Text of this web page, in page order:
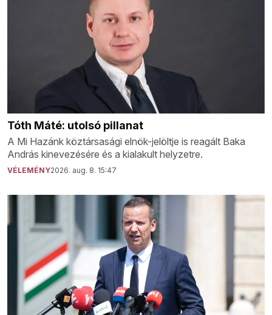
Tóth Máté: utolsó pillanat
A Mi Hazánk köztársasági elnök-jelöltje is reagált Baka
András kinevezésére és a kialakult helyzetre.
VÉLEMÉNY2026. aug. 8. 15:47